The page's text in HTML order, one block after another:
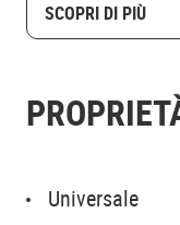
SCOPRI DI PIÙ
Universale